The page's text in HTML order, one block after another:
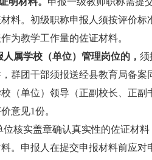
料。初级职称申报人须按评价
为教学工作量的佐证材料。
属学校（单位）管理岗位的， 须
群团干部须报送经县教育局备
（单位）领导（正副校长、正
意见1份。
位核实盖章确认真实性的佐证材
。申报人在提交申报材料前应